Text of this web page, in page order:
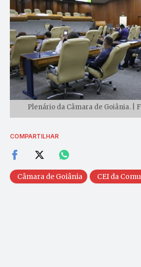
Plenário da Câmara de Goiânia. |
COMPARTILHAR
Câmara de Goiânia CEI da